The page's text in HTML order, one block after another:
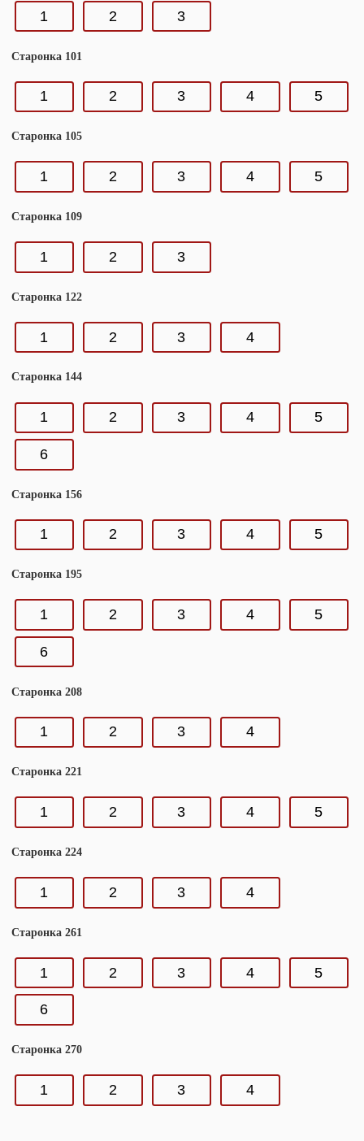
1 2 3
Старонка 101
1 2 3 4 5
Старонка 105
1 2 3 4 5
Старонка 109
1 2 3
Старонка 122
1 2 3 4
Старонка 144
1 2 3 4 5
6
Старонка 156
1 2 3 4 5
Старонка 195
1 2 3 4 5
6
Старонка 208
1 2 3 4
Старонка 221
1 2 3 4 5
Старонка 224
1 2 3 4
Старонка 261
1 2 3 4 5
6
Старонка 270
1 2 3 4